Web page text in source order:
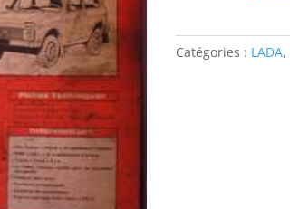
Catégories : LADA,